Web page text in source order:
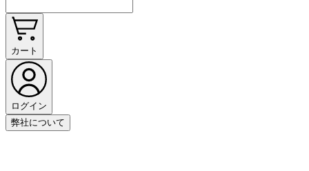
カート
ログイン
弊社について